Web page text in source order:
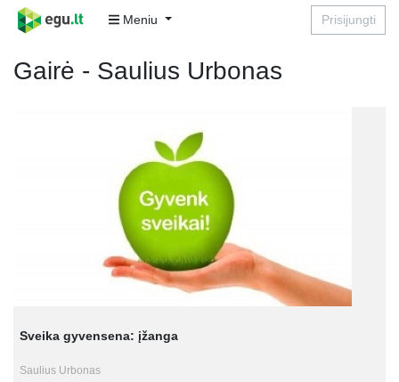
Meniu Prisijungti
Gairė - Saulius Urbonas
Sveika gyvensena: įžanga
Saulius Urbonas